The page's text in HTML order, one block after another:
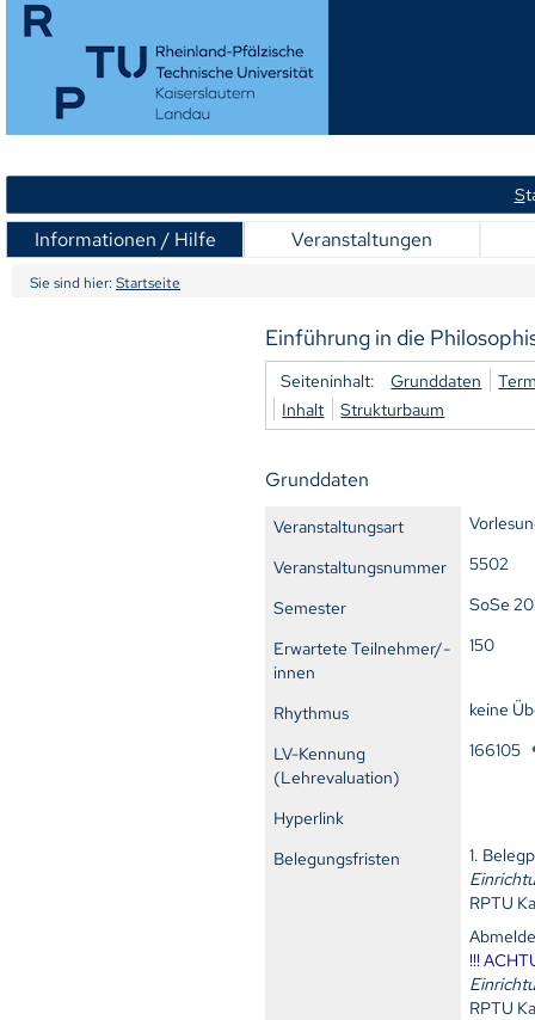
S
Informationen / Hilfe Veranstaltungen
Sie sind hier: Startseite
Einführung in die
Seiteninhalt: Grunddaten
Inhalt
Strukturbaum
Grunddaten
Veranstaltungsart
Veranstaltungsnummer
5502
Semester
SoSe
Erwartete Teilnehmer/-
innen
150
Rhythmus
keine
LV-Kennung
(Lehrevaluation)
166105
Hyperlink
Belegungsfristen
1.
RPTU
!!!
RPTU